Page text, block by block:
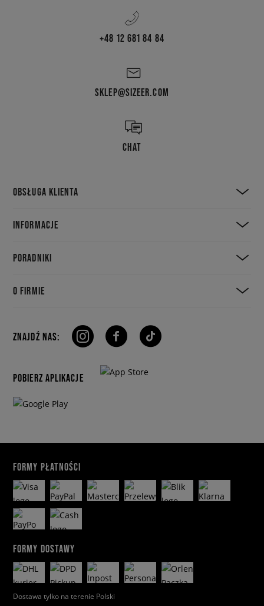
+48 12 681 84 84
SKLEP@SIZEER.COM
CHAT
OBSŁUGA KLIENTA
INFORMACJE
PORADNIKI
O FIRMIE
ZNAJDŹ NAS:
POBIERZ APLIKACJE
FORMY PŁATNOŚCI
FORMY DOSTAWY
Dostawa tylko na terenie Polski